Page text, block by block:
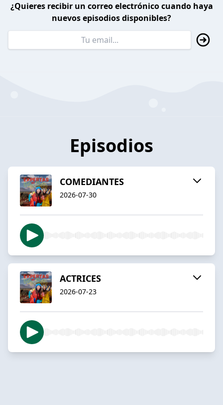
¿Quieres recibir un correo electrónico cuando haya
nuevos episodios disponibles?
Episodios
COMEDIANTES
2026-07-30
ACTRICES
2026-07-23